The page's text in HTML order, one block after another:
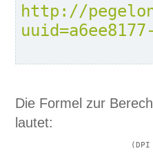
http://
Die Formel zur
lautet: